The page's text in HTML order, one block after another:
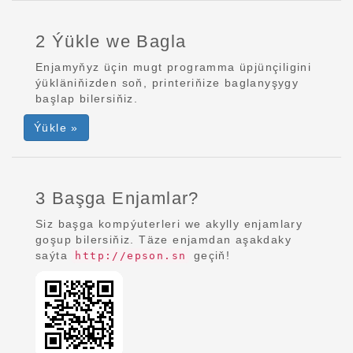
2 Ýükle we Bagla
Enjamyňyz üçin mugt programma üpjünçiligini
ýükläniňizden soň, printeriňize baglanyşygy
başlap bilersiňiz.
Ýükle »
3 Başga Enjamlar?
Siz başga kompýuterleri we akylly enjamlary
goşup bilersiňiz. Täze enjamdan aşakdaky
saýta
http://epson.sn geçiň!